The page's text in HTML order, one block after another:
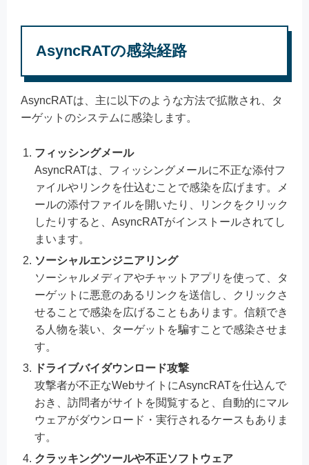
AsyncRATの感染経路
AsyncRATは、主に以下のような方法で拡散され、タ
ーゲットのシステムに感染します。
フィッシングメール
AsyncRATは、フィッシングメールに不正な添付フ
ァイルやリンクを仕込むことで感染を広げます。メ
ールの添付ファイルを開いたり、リンクをクリック
したりすると、AsyncRATがインストールされてし
まいます。
ソーシャルエンジニアリング
ソーシャルメディアやチャットアプリを使って、タ
ーゲットに悪意のあるリンクを送信し、クリックさ
せることで感染を広げることもあります。信頼でき
る人物を装い、ターゲットを騙すことで感染させま
す。
ドライブバイダウンロード攻撃
攻撃者が不正なWebサイトにAsyncRATを仕込んで
おき、訪問者がサイトを閲覧すると、自動的にマル
ウェアがダウンロード・実行されるケースもありま
す。
クラッキングツールや不正ソフトウェア